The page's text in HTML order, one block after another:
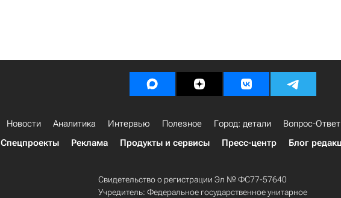
Новости Аналитика Интервью Полезное Город: детали Вопрос-Ответ
Спецпроекты
Реклама Продукты и сервисы Пресс-центр Блог
Свидетельство о регистрации Эл № ФС77-57640
Учредитель: Федеральное государственное унитарное